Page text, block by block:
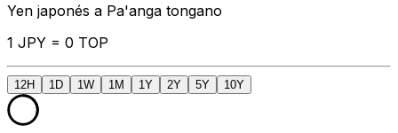
Yen japonés a Pa'anga tongano
1 JPY = 0 TOP
12H 1D 1W 1M 1Y 2Y 5Y 10Y